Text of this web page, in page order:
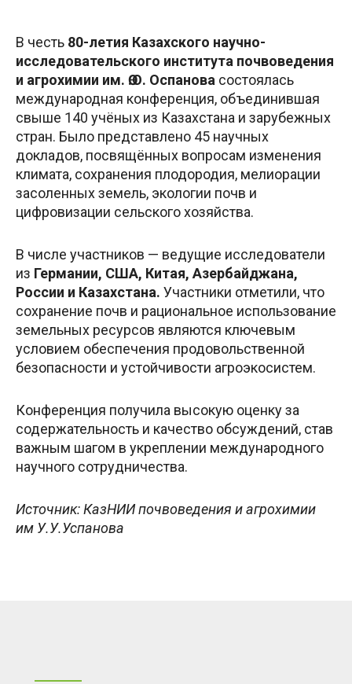
В честь 80-летия Казахского научно-
исследовательского института почвоведения
и агрохимии им. Ө.О. Оспанова состоялась
международная конференция, объединившая
свыше 140 учёных из Казахстана и зарубежных
стран. Было представлено 45 научных
докладов, посвящённых вопросам изменения
климата, сохранения плодородия, мелиорации
засоленных земель, экологии почв и
цифровизации сельского хозяйства.
В числе участников — ведущие исследователи
из Германии, США, Китая, Азербайджана,
России и Казахстана. Участники отметили, что
сохранение почв и рациональное использование
земельных ресурсов являются ключевым
условием обеспечения продовольственной
безопасности и устойчивости агроэкосистем.
Конференция получила высокую оценку за
содержательность и качество обсуждений, став
важным шагом в укреплении международного
научного сотрудничества.
Источник: КазНИИ почвоведения и агрохимии
им У.У.Успанова